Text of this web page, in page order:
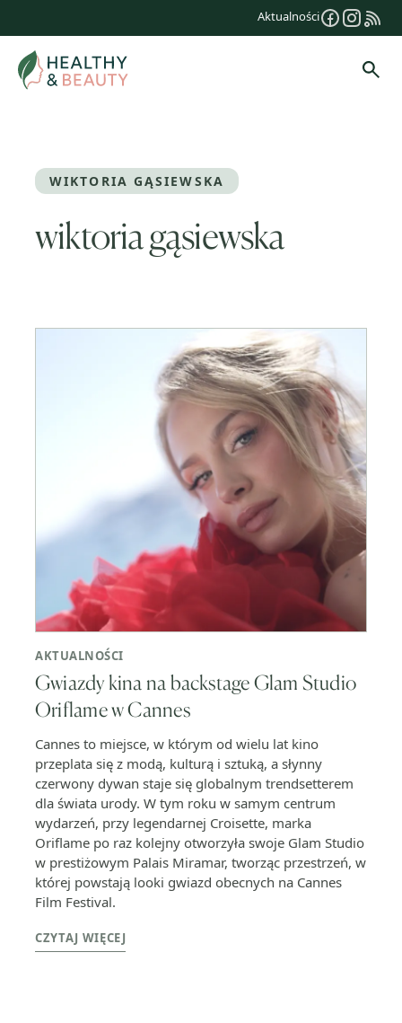
treści
Aktualności
WIKTORIA GĄSIEWSKA
wiktoria gąsiewska
AKTUALNOŚCI
Gwiazdy kina na backstage Glam Studio
Oriflame w Cannes
Cannes to miejsce, w którym od wielu lat kino
przeplata się z modą, kulturą i sztuką, a słynny
czerwony dywan staje się globalnym trendsetterem
dla świata urody. W tym roku w samym centrum
wydarzeń, przy legendarnej Croisette, marka
Oriflame po raz kolejny otworzyła swoje Glam Studio
w prestiżowym Palais Miramar, tworząc przestrzeń, w
której powstają looki gwiazd obecnych na Cannes
Film Festival.
CZYTAJ WIĘCEJ